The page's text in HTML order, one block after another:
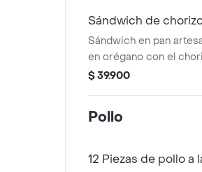
Sándwich de
Sándwich en pan
en orégano con el
selección y papa
$ 39.900
Pollo
12 Piezas de pollo a